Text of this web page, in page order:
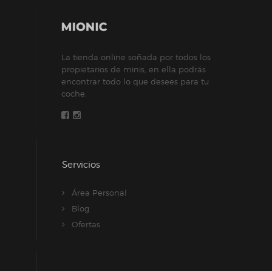
La tienda online soñada por todos los
propietarios de minis, en ella podrás
encontrar todo lo que desees para tu
coche.
Servicios
Área Personal
Blog
Ofertas